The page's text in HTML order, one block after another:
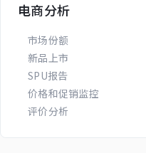
电商分析
市场份额
新品上市
SPU报告
价格和促销监控
评价分析